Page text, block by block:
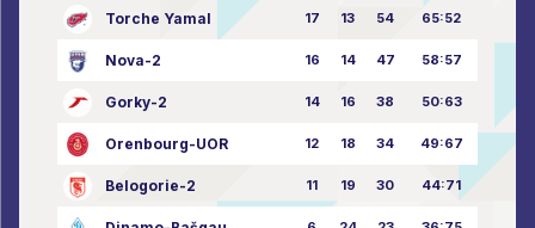
Torche Yamal 17 13 54 65:52
Nova-2 16 14 47 58:57
Gorky-2 14 16 38 50:63
Orenbourg-UOR 12 18 34 49:67
Belogorie-2 11 19 30 44:71